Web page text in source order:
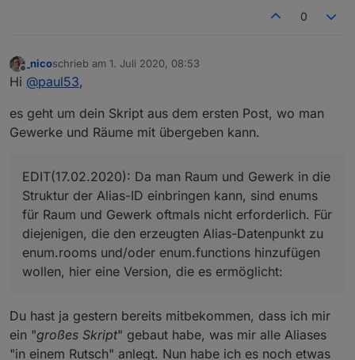
0
Offline
_nicoschrieb am 1. Juli 2020, 08:53
zuletzt editiert von
Hi @paul53,
es geht um dein Skript aus dem ersten Post, wo man
Gewerke und Räume mit übergeben kann.
EDIT(17.02.2020): Da man Raum und Gewerk in die
Struktur der Alias-ID einbringen kann, sind enums
für Raum und Gewerk oftmals nicht erforderlich. Für
diejenigen, die den erzeugten Alias-Datenpunkt zu
enum.rooms und/oder enum.functions hinzufügen
wollen, hier eine Version, die es ermöglicht:
Du hast ja gestern bereits mitbekommen, dass ich mir
ein "großes Skript" gebaut habe, was mir alle Aliases
"in einem Rutsch" anlegt. Nun habe ich es noch etwas